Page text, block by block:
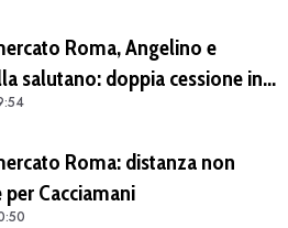
Roma, Angelino e
salutano: doppia cessione in
Roma: distanza non
per Cacciamani